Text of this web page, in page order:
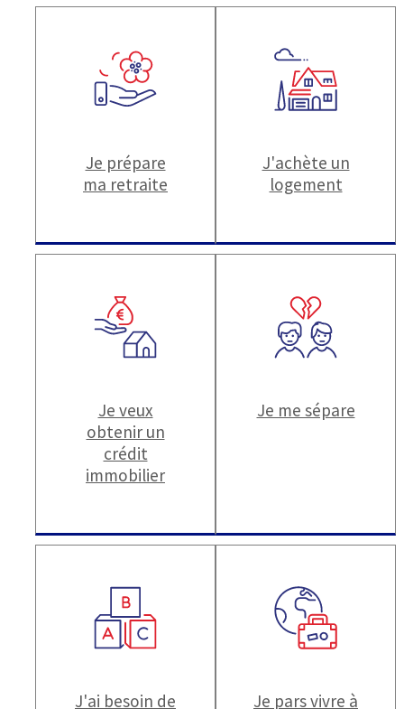
Je prépare
ma retraite
J'achète un
logement
Je veux
obtenir un
crédit
immobilier
Je me sépare
J'ai besoin de Je pars vivre à